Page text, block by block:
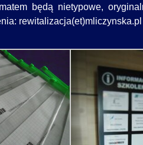
będą nietypowe,
rewitalizacja(et)mliczynska.pl